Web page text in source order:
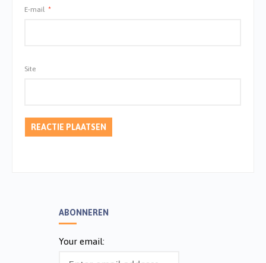
E-mail *
Site
ABONNEREN
Your email: